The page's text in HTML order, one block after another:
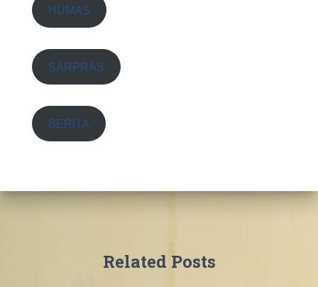
HUMAS
SARPRAS
BERITA
Related Posts